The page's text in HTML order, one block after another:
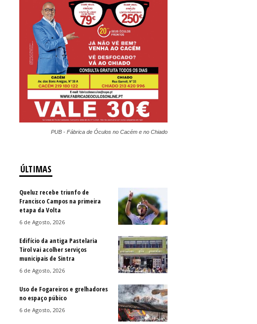
PUB - Fábrica de Óculos no Cacém e no Chiado
ÚLTIMAS
Queluz recebe triunfo de
Francisco Campos na primeira
etapa da Volta
6 de Agosto, 2026
Edifício da antiga Pastelaria
Tirol vai acolher serviços
municipais de Sintra
6 de Agosto, 2026
Uso de Fogareiros e grelhadores
no espaço púbico
6 de Agosto, 2026